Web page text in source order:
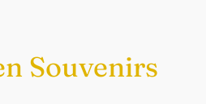
Souvenirs